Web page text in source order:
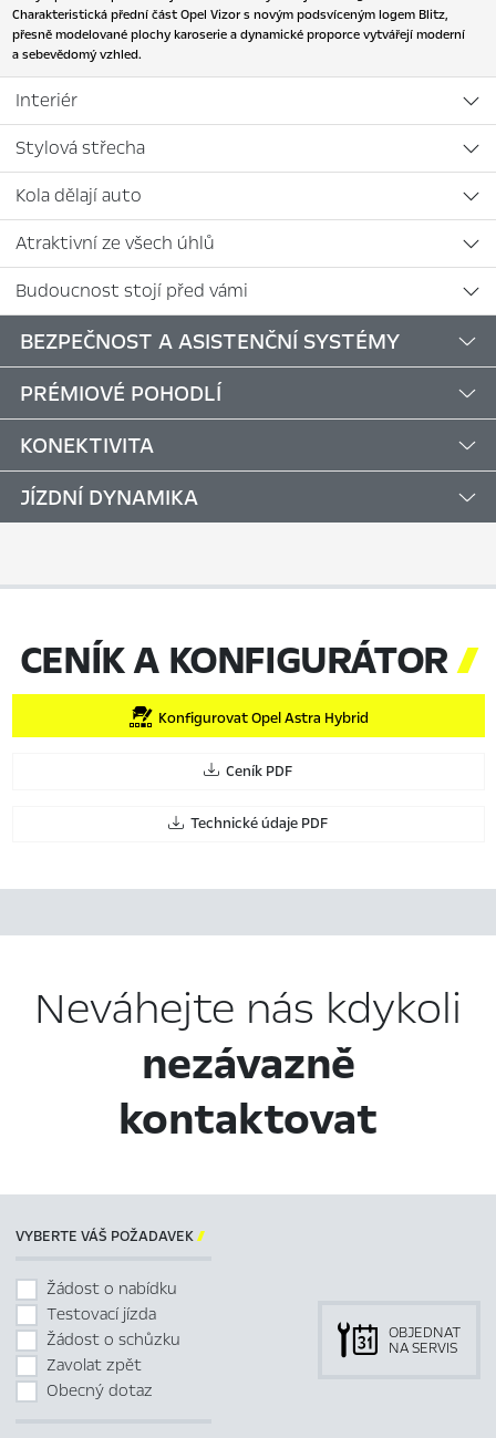
Charakteristická přední část Opel Vizor s novým podsvíceným logem Blitz,
přesně modelované plochy karoserie a dynamické proporce vytvářejí moderní
a sebevědomý vzhled.
Interiér
Stylová střecha
Kola dělají auto
Atraktivní ze všech úhlů
Budoucnost stojí před vámi
BEZPEČNOST A ASISTENČNÍ SYSTÉMY
PRÉMIOVÉ POHODLÍ
KONEKTIVITA
JÍZDNÍ DYNAMIKA
CENÍK A KONFIGURÁTOR
Konfigurovat Opel Astra Hybrid
Ceník PDF
Technické údaje PDF
Neváhejte nás kdykoli
nezávazně
kontaktovat
VYBERTE VÁŠ POŽADAVEK
Žádost o nabídku
Testovací jízda
Žádost o schůzku
Zavolat zpět
Obecný dotaz
OBJEDNAT
NA SERVIS